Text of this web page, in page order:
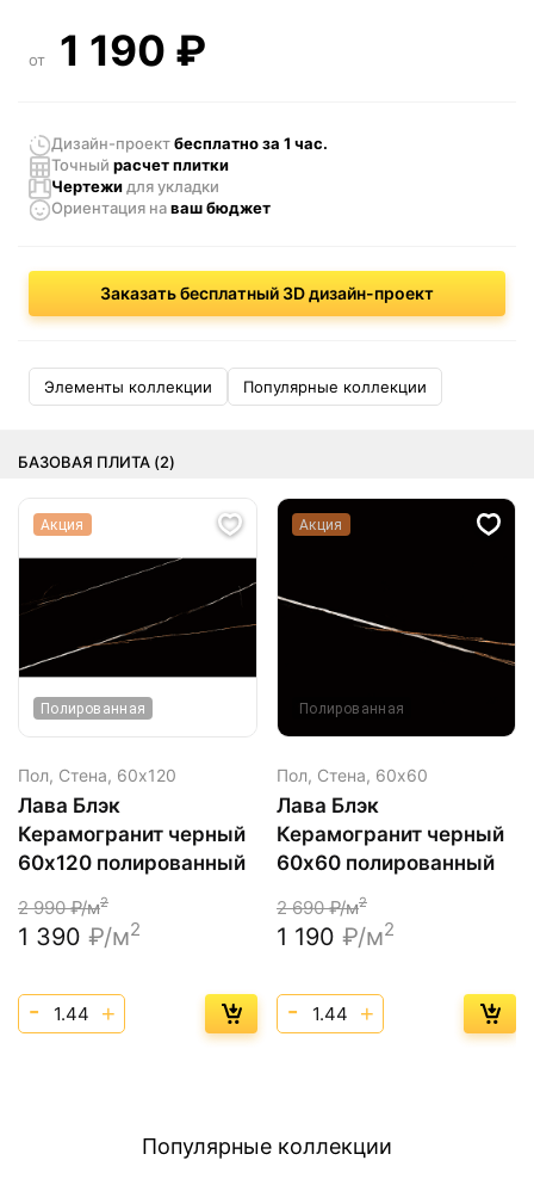
от 1 190 ₽
Дизайн-проектбесплатно за 1 час.
Точный расчет плитки
Чертежи для укладки
Ориентация наваш бюджет
Заказать бесплатный 3D дизайн-проект
Элементы коллекции Популярные коллекции
БАЗОВАЯ ПЛИТА (2)
Акция
Полированная
Пол, Стена, 60х120
Лава Блэк
Керамогранит черный
60х120 полированный
2 990₽/м2
1 390 ₽/м2
Акция
Полированная
Пол, Стена, 60х60
Лава Блэк
Керамогранит черный
60х60 полированный
2 690₽/м2
1 190 ₽/м2
Популярные коллекции